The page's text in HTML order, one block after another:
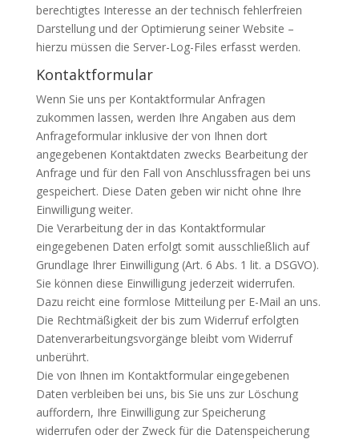
berechtigtes Interesse an der technisch fehlerfreien
Darstellung und der Optimierung seiner Website –
hierzu müssen die Server-Log-Files erfasst werden.
Kontaktformular
Wenn Sie uns per Kontaktformular Anfragen
zukommen lassen, werden Ihre Angaben aus dem
Anfrageformular inklusive der von Ihnen dort
angegebenen Kontaktdaten zwecks Bearbeitung der
Anfrage und für den Fall von Anschlussfragen bei uns
gespeichert. Diese Daten geben wir nicht ohne Ihre
Einwilligung weiter.
Die Verarbeitung der in das Kontaktformular
eingegebenen Daten erfolgt somit ausschließlich auf
Grundlage Ihrer Einwilligung (Art. 6 Abs. 1 lit. a DSGVO).
Sie können diese Einwilligung jederzeit widerrufen.
Dazu reicht eine formlose Mitteilung per E-Mail an uns.
Die Rechtmäßigkeit der bis zum Widerruf erfolgten
Datenverarbeitungsvorgänge bleibt vom Widerruf
unberührt.
Die von Ihnen im Kontaktformular eingegebenen
Daten verbleiben bei uns, bis Sie uns zur Löschung
auffordern, Ihre Einwilligung zur Speicherung
widerrufen oder der Zweck für die Datenspeicherung